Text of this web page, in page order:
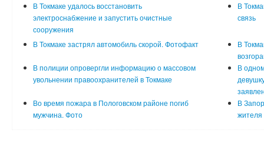
В Токмаке удалось восстановить
электроснабжение и запустить очистные
сооружения
В
связь
В Токмаке застрял автомобиль скорой. Фотофакт
В
В полиции опровергли информацию о массовом
увольнении правоохранителей в Токмаке
В
Во время пожара в Пологовском районе погиб
мужчина. Фото
В
жителя